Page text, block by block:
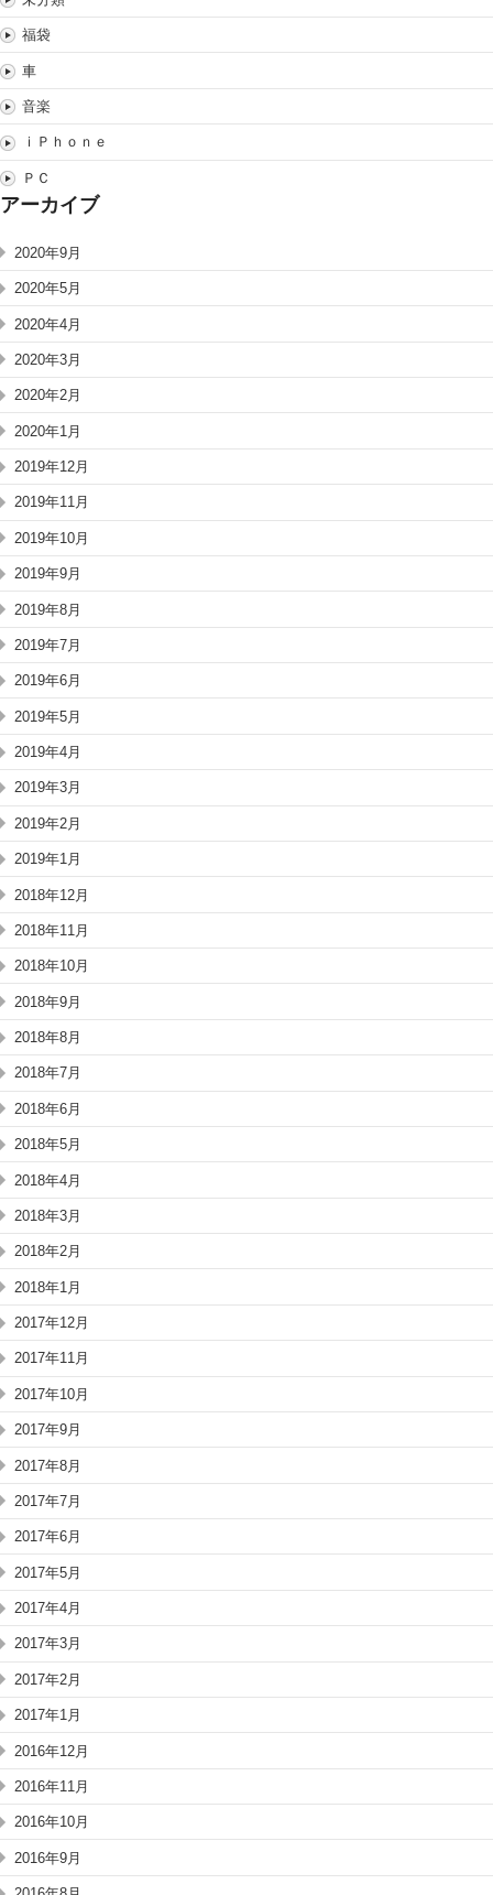
福袋
車
音楽
ｉＰｈｏｎｅ
ＰＣ
アーカイブ
2020年9月
2020年5月
2020年4月
2020年3月
2020年2月
2020年1月
2019年12月
2019年11月
2019年10月
2019年9月
2019年8月
2019年7月
2019年6月
2019年5月
2019年4月
2019年3月
2019年2月
2019年1月
2018年12月
2018年11月
2018年10月
2018年9月
2018年8月
2018年7月
2018年6月
2018年5月
2018年4月
2018年3月
2018年2月
2018年1月
2017年12月
2017年11月
2017年10月
2017年9月
2017年8月
2017年7月
2017年6月
2017年5月
2017年4月
2017年3月
2017年2月
2017年1月
2016年12月
2016年11月
2016年10月
2016年9月